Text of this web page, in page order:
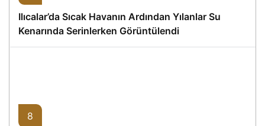
Ilıcalar’da Sıcak Havanın Ardından Yılanlar Su
Kenarında Serinlerken Görüntülendi
8